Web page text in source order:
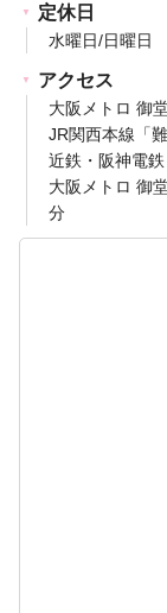
定休日
水曜日/日曜日
アクセス
大阪メトロ 御
JR関西本線「
近鉄・阪神電
大阪メトロ 御
分